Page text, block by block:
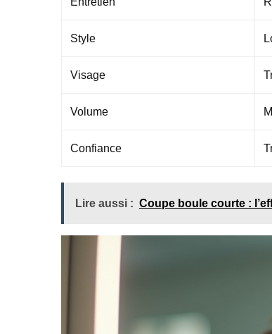
Style
Visage
Volume
Confiance
Lire aussi : Coupe boule courte :